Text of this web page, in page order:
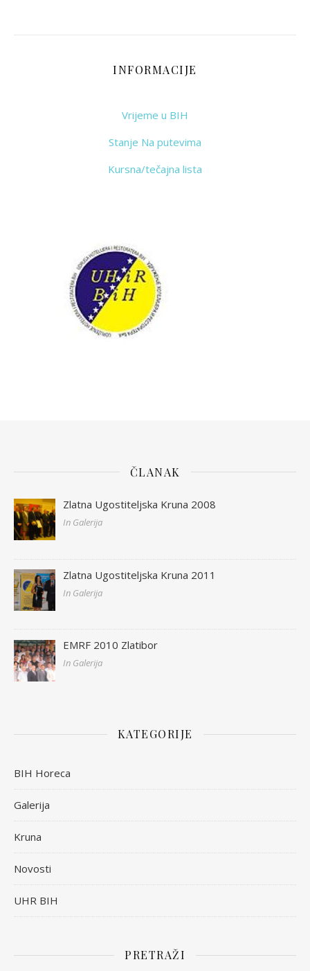
INFORMACIJE
Vrijeme u BIH
Stanje Na putevima
Kursna/tečajna lista
ČLANAK
Zlatna Ugostiteljska Kruna 2008
In Galerija
Zlatna Ugostiteljska Kruna 2011
In Galerija
EMRF 2010 Zlatibor
In Galerija
KATEGORIJE
BIH Horeca
Galerija
Kruna
Novosti
UHR BIH
PRETRAŽI